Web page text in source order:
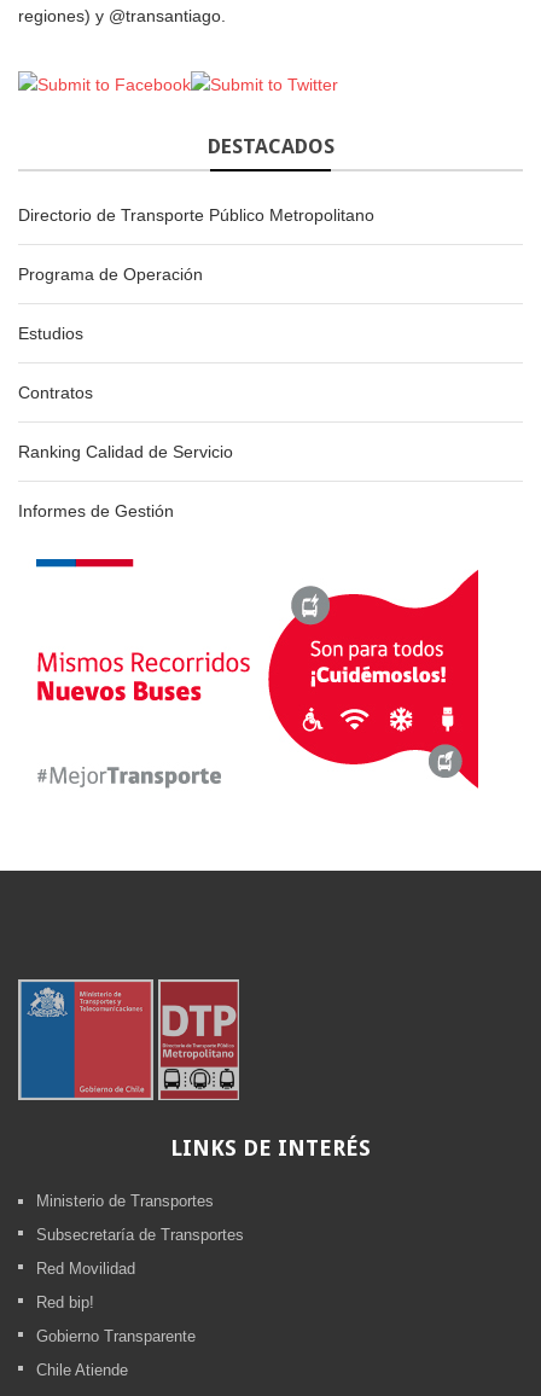
regiones) y @transantiago.
DESTACADOS
Directorio de Transporte Público Metropolitano
Programa de Operación
Estudios
Contratos
Ranking Calidad de Servicio
Informes de Gestión
LINKS DE INTERÉS
Ministerio de Transportes
Subsecretaría de Transportes
Red Movilidad
Red bip!
Gobierno Transparente
Chile Atiende